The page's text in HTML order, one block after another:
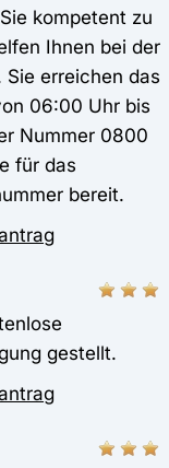
kompetent zu
Ihnen bei der
erreichen das
06:00 Uhr bis
Nummer 0800
für das
bereit.
gestellt.